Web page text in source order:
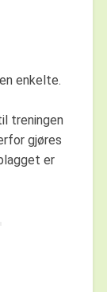
enkelte.
treningen
gjøres
er